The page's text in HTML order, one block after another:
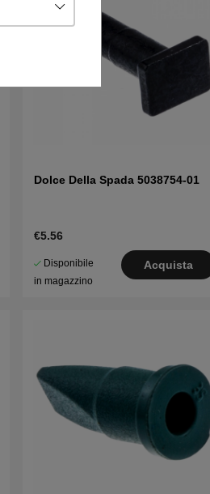
Dolce Della Spada 5038754-01
€5.56
Disponibile
in magazzino
Acquista